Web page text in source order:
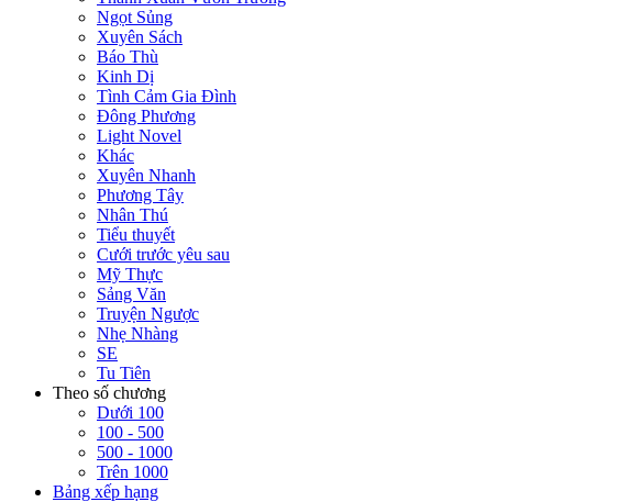
Ngọt Sủng
Xuyên Sách
Báo Thù
Kinh Dị
Tình Cảm Gia Đình
Đông Phương
Light Novel
Khác
Xuyên Nhanh
Phương Tây
Nhân Thú
Tiểu thuyết
Cưới trước yêu sau
Mỹ Thực
Sảng Văn
Truyện Ngược
Nhẹ Nhàng
SE
Tu Tiên
Theo số chương
Dưới 100
100 - 500
500 - 1000
Trên 1000
Bảng xếp hạng